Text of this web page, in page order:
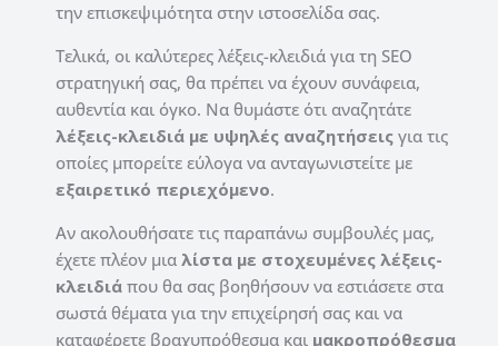
την επισκεψιμότητα στην ιστοσελίδα σας.
Τελικά, οι καλύτερες λέξεις-κλειδιά για τη SEO
στρατηγική σας, θα πρέπει να έχουν συνάφεια,
αυθεντία και όγκο. Να θυμάστε ότι αναζητάτε
λέξεις-κλειδιά με υψηλές αναζητήσεις για τις
οποίες μπορείτε εύλογα να ανταγωνιστείτε με
εξαιρετικό περιεχόμενο.
Αν ακολουθήσατε τις παραπάνω συμβουλές μας,
έχετε πλέον μια λίστα με στοχευμένες λέξεις-
κλειδιά που θα σας βοηθήσουν να εστιάσετε στα
σωστά θέματα για την επιχείρησή σας και να
καταφέρετε βραχυπρόθεσμα και μακροπρόθεσμα